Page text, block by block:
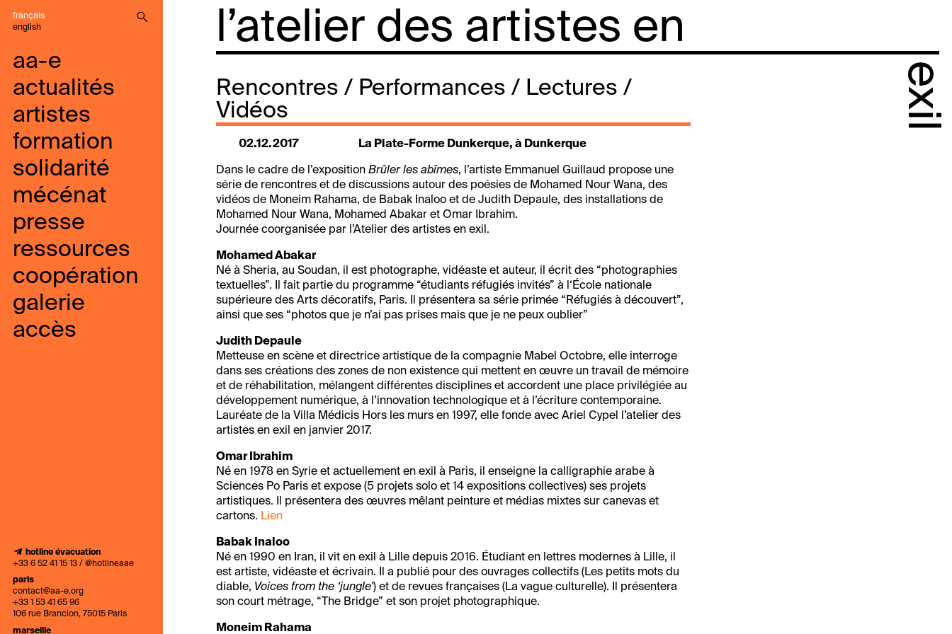
l’atelier des artistes en
français
english
aa-e
actualités
artistes
formation
solidarité
mécénat
presse
ressources
coopération
galerie
accès
hotline évacuation
+33 6 52 41 15 13 / @hotlineaae
paris
contact@aa-e.org
+33 1 53 41 65 96
106 rue Brancion, 75015 Paris
marseille
exil
Rencontres / Performances / Lectures /
Vidéos
02.12.2017 La Plate-Forme Dunkerque, à Dunkerque
Dans le cadre de l’exposition Brûler les abîmes, l’artiste Emmanuel Guillaud propose une
série de rencontres et de discussions autour des poésies de Mohamed Nour Wana, des
vidéos de Moneim Rahama, de Babak Inaloo et de Judith Depaule, des installations de
Mohamed Nour Wana, Mohamed Abakar et Omar Ibrahim.
Journée coorganisée par l’Atelier des artistes en exil.
Mohamed Abakar
Né à Sheria, au Soudan, il est photographe, vidéaste et auteur, il écrit des “photographies
textuelles”. Il fait partie du programme “étudiants réfugiés invités” à l‘École nationale
supérieure des Arts décoratifs, Paris. Il présentera sa série primée “Réfugiés à découvert”,
ainsi que ses “photos que je n’ai pas prises mais que je ne peux oublier”
Judith Depaule
Metteuse en scène et directrice artistique de la compagnie Mabel Octobre, elle interroge
dans ses créations des zones de non existence qui mettent en œuvre un travail de mémoire
et de réhabilitation, mélangent différentes disciplines et accordent une place privilégiée au
développement numérique, à l’innovation technologique et à l’écriture contemporaine.
Lauréate de la Villa Médicis Hors les murs en 1997, elle fonde avec Ariel Cypel l’atelier des
artistes en exil en janvier 2017.
Omar Ibrahim
Né en 1978 en Syrie et actuellement en exil à Paris, il enseigne la calligraphie arabe à
Sciences Po Paris et expose (5 projets solo et 14 expositions collectives) ses projets
artistiques. Il présentera des œuvres mêlant peinture et médias mixtes sur canevas et
cartons. Lien
Babak Inaloo
Né en 1990 en Iran, il vit en exil à Lille depuis 2016. Étudiant en lettres modernes à Lille, il
est artiste, vidéaste et écrivain. Il a publié pour des ouvrages collectifs (Les petits mots du
diable, Voices from the ‘jungle’) et de revues françaises (La vague culturelle). Il présentera
son court métrage, “The Bridge” et son projet photographique.
Moneim Rahama